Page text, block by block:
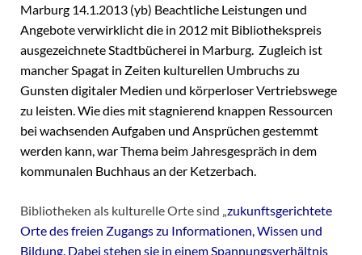
Marburg 14.1.2013 (yb) Beachtliche Leistungen und
Angebote verwirklicht die in 2012 mit Bibliothekspreis
ausgezeichnete Stadtbücherei in Marburg. Zugleich ist
mancher Spagat in Zeiten kulturellen Umbruchs zu
Gunsten digitaler Medien und körperloser Vertriebswege
zu leisten. Wie dies mit stagnierend knappen Ressourcen
bei wachsenden Aufgaben und Ansprüchen gestemmt
werden kann, war Thema beim Jahresgespräch in dem
kommunalen Buchhaus an der Ketzerbach.
Bibliotheken als kulturelle Orte sind „zukunftsgerichtete
Orte des freien Zugangs zu Informationen, Wissen und
Bildung. Dabei stehen sie in einem Spannungsverhältnis